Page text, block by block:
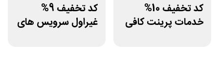
کد تخفیف 10%
خدمات پرینت کافی
کد تخفیف 9%
غیراول سرویس های